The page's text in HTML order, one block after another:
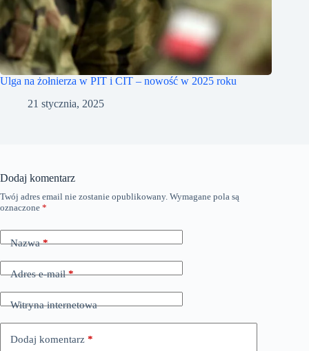
Ulga na żołnierza w PIT i CIT – nowość w 2025 roku
21 stycznia, 2025
Dodaj komentarz
Twój adres email nie zostanie opublikowany. Wymagane pola są
oznaczone *
Nazwa*
Adres e-mail*
Witryna internetowa
Dodaj komentarz *